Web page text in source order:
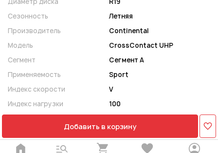
Сезонность
Летняя
Производитель
Continental
Модель
CrossContact UHP
Сегмент
Сегмент A
Применяемость
Sport
Индекс скорости
V
Индекс нагрузки
100
Добавить в корзину